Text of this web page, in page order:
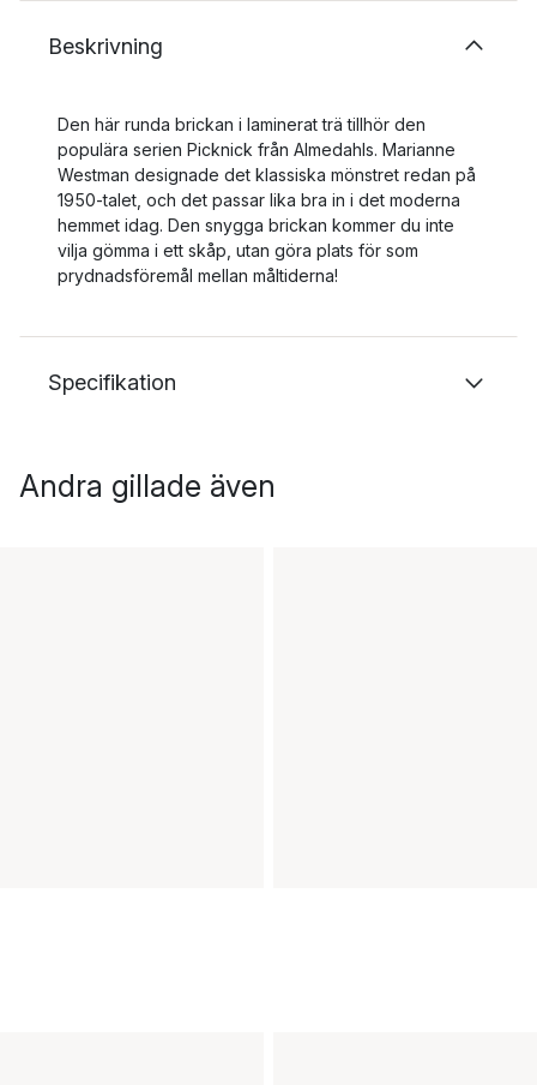
Beskrivning
Den här runda brickan i laminerat trä tillhör den
populära serien Picknick från Almedahls. Marianne
Westman designade det klassiska mönstret redan på
1950-talet, och det passar lika bra in i det moderna
hemmet idag. Den snygga brickan kommer du inte
vilja gömma i ett skåp, utan göra plats för som
prydnadsföremål mellan måltiderna!
Specifikation
Andra gillade även